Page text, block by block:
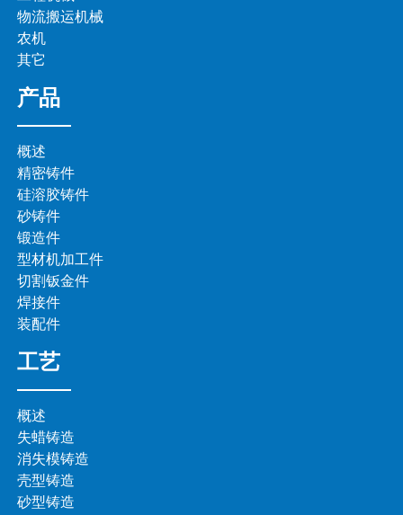
物流搬运机械
农机
其它
产品
概述
精密铸件
硅溶胶铸件
砂铸件
锻造件
型材机加工件
切割钣金件
焊接件
装配件
工艺
概述
失蜡铸造
消失模铸造
壳型铸造
砂型铸造